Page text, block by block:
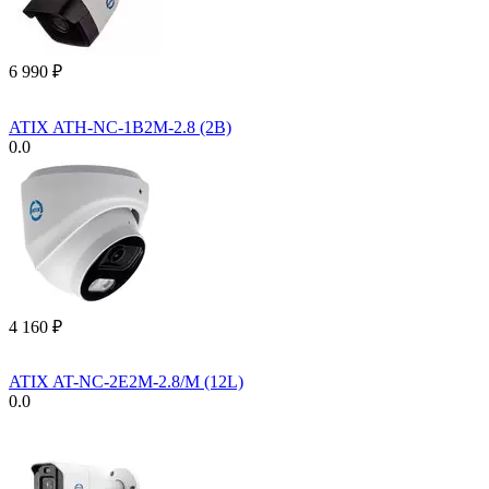
6 990 ₽
ATIX ATH-NC-1B2M-2.8 (2B)
0.0
4 160 ₽
ATIX AT-NC-2E2M-2.8/M (12L)
0.0